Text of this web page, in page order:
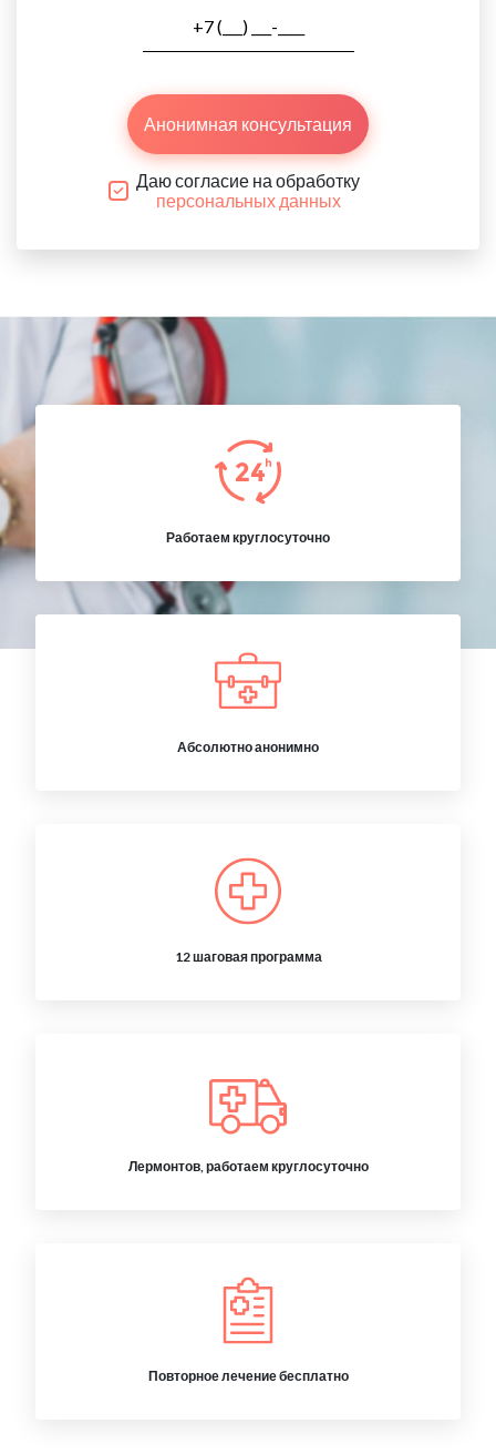
Анонимная консультация
Даю согласие на обработку
персональных данных
Работаем круглосуточно
Абсолютно анонимно
12 шаговая программа
Лермонтов, работаем круглосуточно
Повторное лечение бесплатно